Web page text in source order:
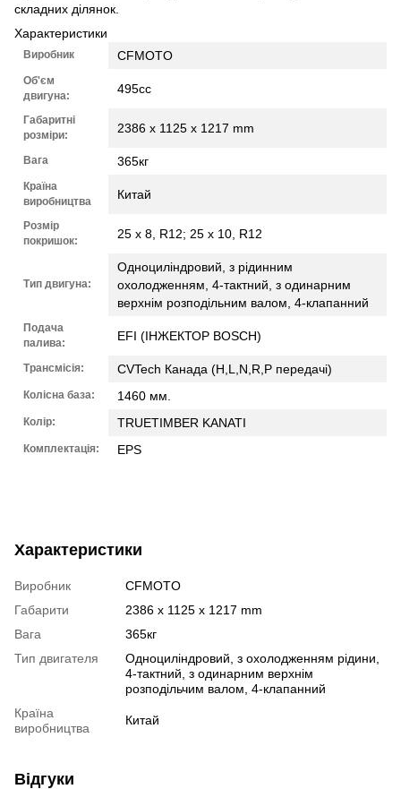
складних ділянок.
Характеристики
Виробник CFMOTO
Об'єм
двигуна:
495cc
Габаритні
розміри:
2386 x 1125 x 1217 mm
Вага 365кг
Країна
виробництва
Китай
Розмір
покришок:
25 x 8, R12; 25 x 10, R12
Тип двигуна:
Одноциліндровий, з рідинним
охолодженням, 4-тактний, з одинарним
верхнім розподільним валом, 4-клапанний
Подача
палива:
EFI (ІНЖЕКТОР BOSCH)
Трансмісія: CVTech Канада (H,L,N,R,P передачі)
Колісна база: 1460 мм.
Колір: TRUETIMBER KANATI
Комплектація: EPS
Характеристики
Виробник
CFMOTO
Габарити
2386 x 1125 x 1217 mm
Вага
365кг
Тип двигателя
Одноциліндровий, з охолодженням рідини,
4-тактний, з одинарним верхнім
розподільчим валом, 4-клапанний
Країна
виробництва
Китай
Відгуки